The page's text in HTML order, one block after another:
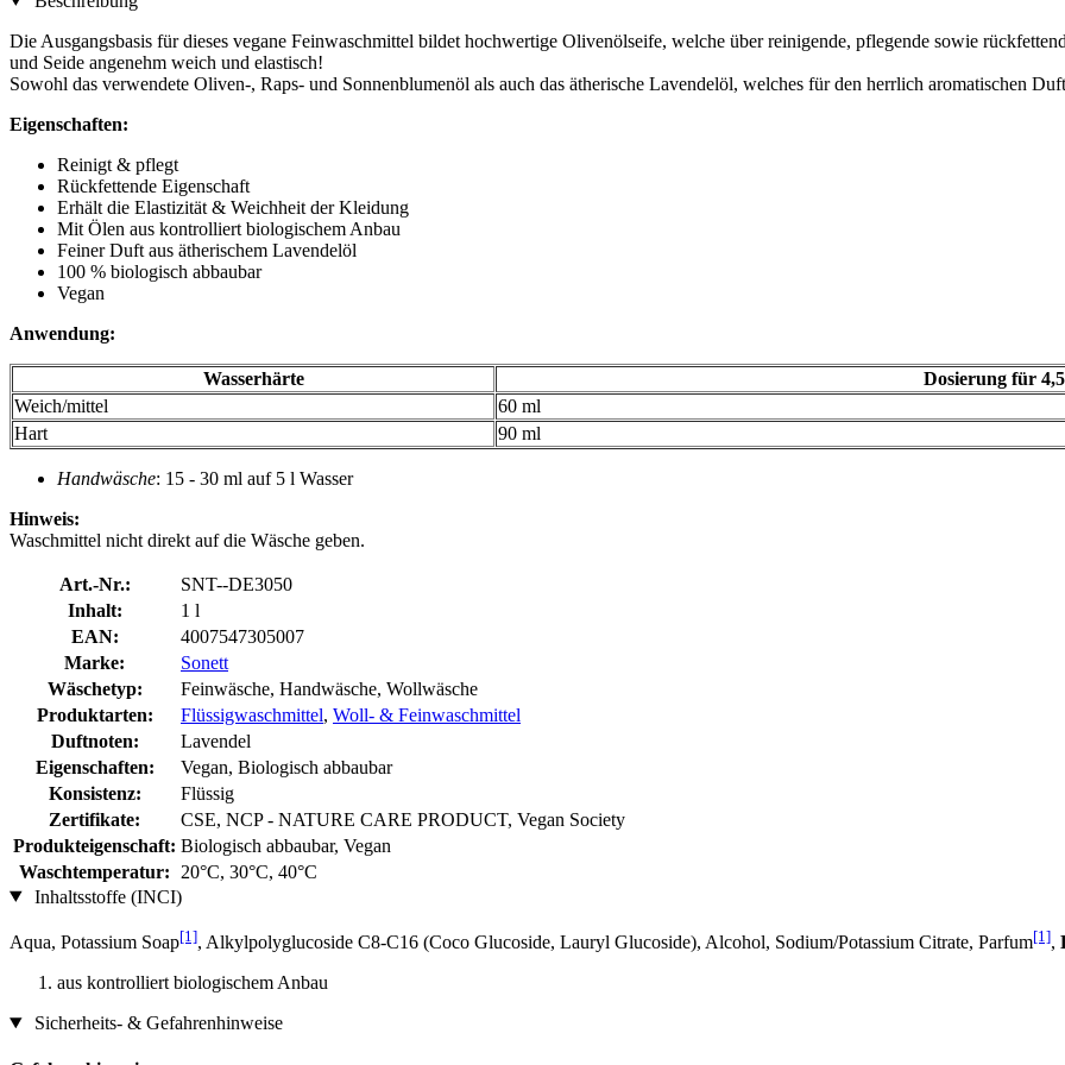
Die Ausgangsbasis für dieses vegane Feinwaschmittel bildet hochwertige Olivenölseife, welche über reinigende, pflegende sowie
und Seide angenehm weich und elastisch!
Sowohl das verwendete Oliven-, Raps- und Sonnenblumenöl als auch das ätherische Lavendelöl, welches für den herrlich aromatischen
Eigenschaften:
Reinigt & pflegt
Rückfettende Eigenschaft
Erhält die Elastizität & Weichheit der Kleidung
Mit Ölen aus kontrolliert biologischem Anbau
Feiner Duft aus ätherischem Lavendelöl
100 % biologisch abbaubar
Vegan
Anwendung:
Wasserhärte
Dosierung für
Weich/mittel
60 ml
Hart
90 ml
Handwäsche: 15 - 30 ml auf 5 l Wasser
Hinweis:
Waschmittel nicht direkt auf die Wäsche geben.
Art.-Nr.:
SNT--DE3050
Inhalt:
1 l
EAN:
4007547305007
Marke:
Sonett
Wäschetyp:
Feinwäsche, Handwäsche, Wollwäsche
Produktarten:
Flüssigwaschmittel, Woll- & Feinwaschmittel
Duftnoten:
Lavendel
Eigenschaften:
Vegan, Biologisch abbaubar
Konsistenz:
Flüssig
Zertifikate:
CSE, NCP - NATURE CARE PRODUCT, Vegan Society
Produkteigenschaft: Biologisch abbaubar, Vegan
Waschtemperatur:
20°C, 30°C, 40°C
Inhaltsstoffe (INCI)
Aqua, Potassium Soap[1], Alkylpolyglucoside C8-C16 (Coco Glucoside, Lauryl Glucoside), Alcohol, Sodium/Potassium Citrate, Parfum[1],
aus kontrolliert biologischem Anbau
Sicherheits- & Gefahrenhinweise